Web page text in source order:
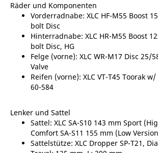
Räder und Komponenten
Vorderradnabe: XLC HF-M55 Boost
bolt Disc
Hinterradnabe: XLC HR-M55 Boost
bolt Disc, HG
Felge (vorne): XLC WR-M17 Disc 25/
Valve
Reifen (vorne): XLC VT-T45 Toorak
60-584
Lenker und Sattel
Sattel: XLC SA-S10 143 mm Sport
Comfort SA-S11 155 mm (Low
Sattelstütze: XLC Dropper SP-T21,